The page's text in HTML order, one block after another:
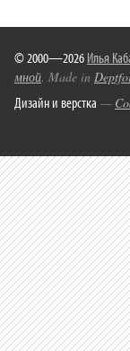
© 2000—2026 Илья
мной. Made in
Дизайн и верстка —